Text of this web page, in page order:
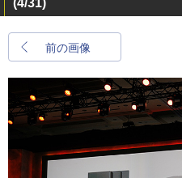
(4/31)
前の画像